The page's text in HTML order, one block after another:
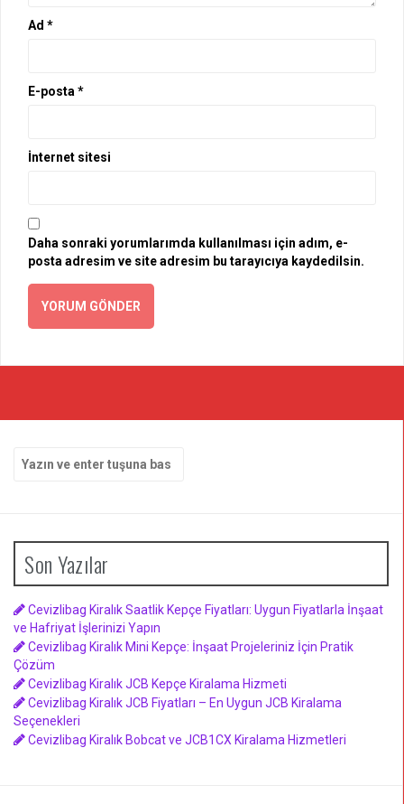
Ad *
E-posta *
İnternet sitesi
Daha sonraki yorumlarımda kullanılması için adım, e-
posta adresim ve site adresim bu tarayıcıya kaydedilsin.
yap:
Son Yazılar
Cevizlibag Kiralık Saatlik Kepçe Fiyatları: Uygun Fiyatlarla İnşaat
ve Hafriyat İşlerinizi Yapın
Cevizlibag Kiralık Mini Kepçe: İnşaat Projeleriniz İçin Pratik
Çözüm
Cevizlibag Kiralık JCB Kepçe Kiralama Hizmeti
Cevizlibag Kiralık JCB Fiyatları – En Uygun JCB Kiralama
Seçenekleri
Cevizlibag Kiralık Bobcat ve JCB1CX Kiralama Hizmetleri